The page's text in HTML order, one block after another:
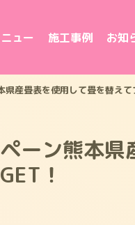
ュー 施工事例 お知
県産畳表を使用して畳を替え
ーン熊本県
！